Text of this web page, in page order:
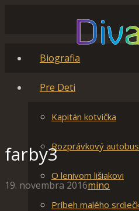
Biografia
Pre Deti
Kapitán kotvička
Rozprávkový autobus
O lenivom lišiakovi
Príbeh malého
farby3
19. novembra 2016mino